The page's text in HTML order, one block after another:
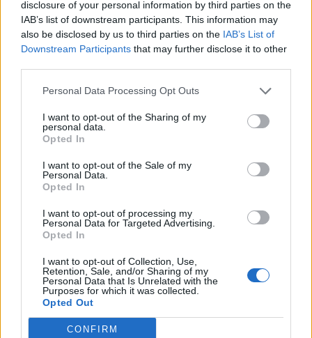
disclosure of your personal information by third parties on the
IAB’s list of downstream participants. This information may
also be disclosed by us to third parties on the IAB’s List of
Downstream Participants that may further disclose it to other
Personal Data Processing Opt Outs
I want to opt-out of the Sharing of my
personal data.
Opted In
I want to opt-out of the Sale of my
Personal Data.
Opted In
I want to opt-out of processing my
Personal Data for Targeted Advertising.
Opted In
I want to opt-out of Collection, Use,
Retention, Sale, and/or Sharing of my
Personal Data that Is Unrelated with the
Purposes for which it was collected.
Opted Out
CONFIRM